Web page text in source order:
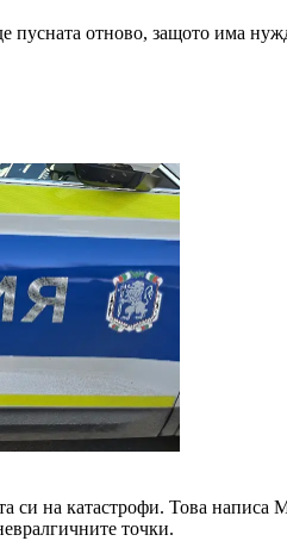
пусната отново, защото има
на катастрофи. Това написа
точки.